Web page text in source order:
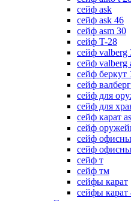
сейф ask
сейф ask 46
сейф asm 30
сейф T-28
сейф valberg
сейф valberg
сейф беркут
сейф валберг
сейф для
сейф для
сейф карат
сейф
сейф
сейф
сейф т
сейф тм
сейфы карат
сейфы карат